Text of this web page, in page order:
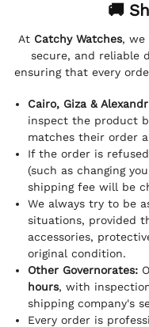
🚚
At Catchy Watches, we
secure, and reliable
ensuring that every
Cairo, Giza &
inspect the product
matches their order
If the order is
(such as changing
shipping fee will be
We always try to be
situations, provided
accessories,
original condition.
Other Governorates:
hours, with
shipping company's
Every order is